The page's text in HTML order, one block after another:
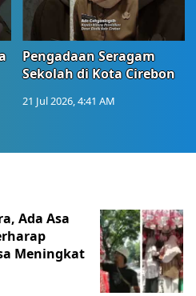
Pengadaan Seragam
Sekolah di Kota Cirebon
21 Jul 2026, 4:41 AM
Ada Asa
Meningkat